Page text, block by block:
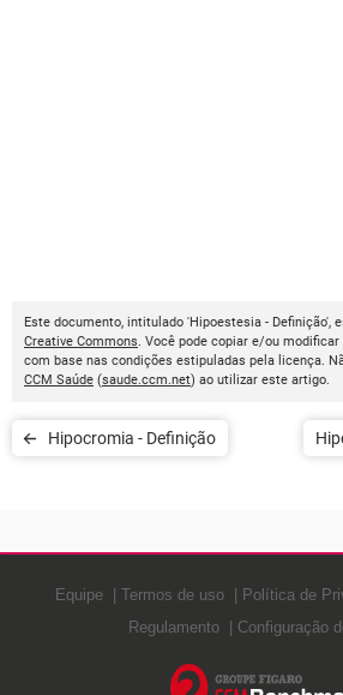
Este documento, intitulado 'Hipoestesia - Definição',
Creative Commons. Você pode copiar e/ou
com base nas condições estipuladas pela licença.
CCM Saúde (saude.ccm.net) ao utilizar este artigo.
Hipocromia - Definição
Equipe Termos de uso Política de
Regulamento
Configuração